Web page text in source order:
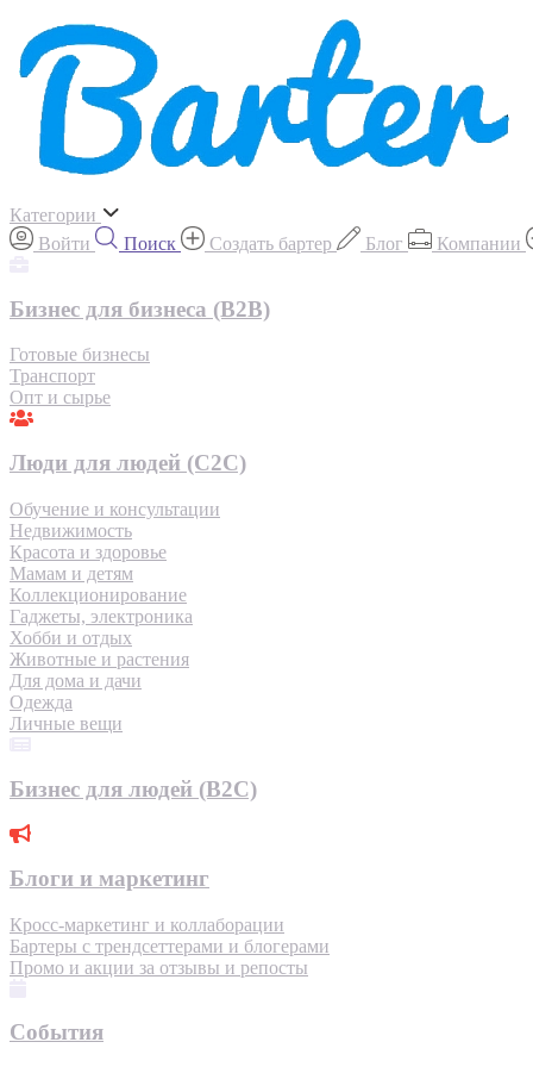
Категории
Войти
Поиск Создать бартер Блог Компании
Бизнес для бизнеса (B2B)
Готовые бизнесы
Транспорт
Опт и сырье
Люди для людей (С2С)
Обучение и консультации
Недвижимость
Красота и здоровье
Мамам и детям
Коллекционирование
Гаджеты, электроника
Хобби и отдых
Животные и растения
Для дома и дачи
Одежда
Личные вещи
Бизнес для людей (B2C)
Блоги и маркетинг
Кросс-маркетинг и коллаборации
Бартеры с трендсеттерами и блогерами
Промо и акции за отзывы и репосты
События